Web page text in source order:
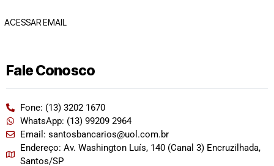
ACESSAR EMAIL
Fale Conosco
Fone: (13) 3202 1670
WhatsApp: (13) 99209 2964
Email: santosbancarios@uol.com.br
Endereço: Av. Washington Luís, 140 (Canal 3) Encruzilhada,
Santos/SP